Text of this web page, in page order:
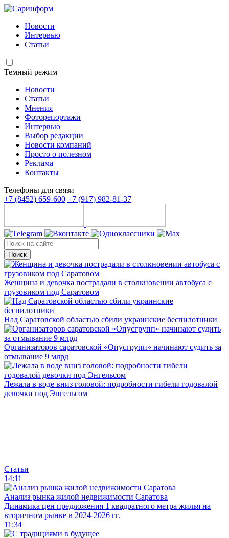
Новости
Интервью
Статьи
Темный режим
Новости
Статьи
Мнения
Фоторепортажи
Интервью
Выбор редакции
Новости компаний
Просто о полезном
Реклама
Контакты
Телефоны для связи
+7 (8452) 659-600 +7 (917) 982-81-37
Поиск
Женщина и девочка пострадали в столкновении автобуса с
грузовиком под Саратовом
Над Саратовской областью сбили украинские беспилотники
Организаторов саратовской «Опусгрупп» начинают судить за
отмывание 9 млрд
Лежала в воде вниз головой: подробности гибели годовалой
девочки под Энгельсом
Статьи
14:11
Анализ рынка жилой недвижимости Саратова
Динамика цен предложения 1 квадратного метра жилья на
вторичном рынке в 2024-2026 гг.
11:34